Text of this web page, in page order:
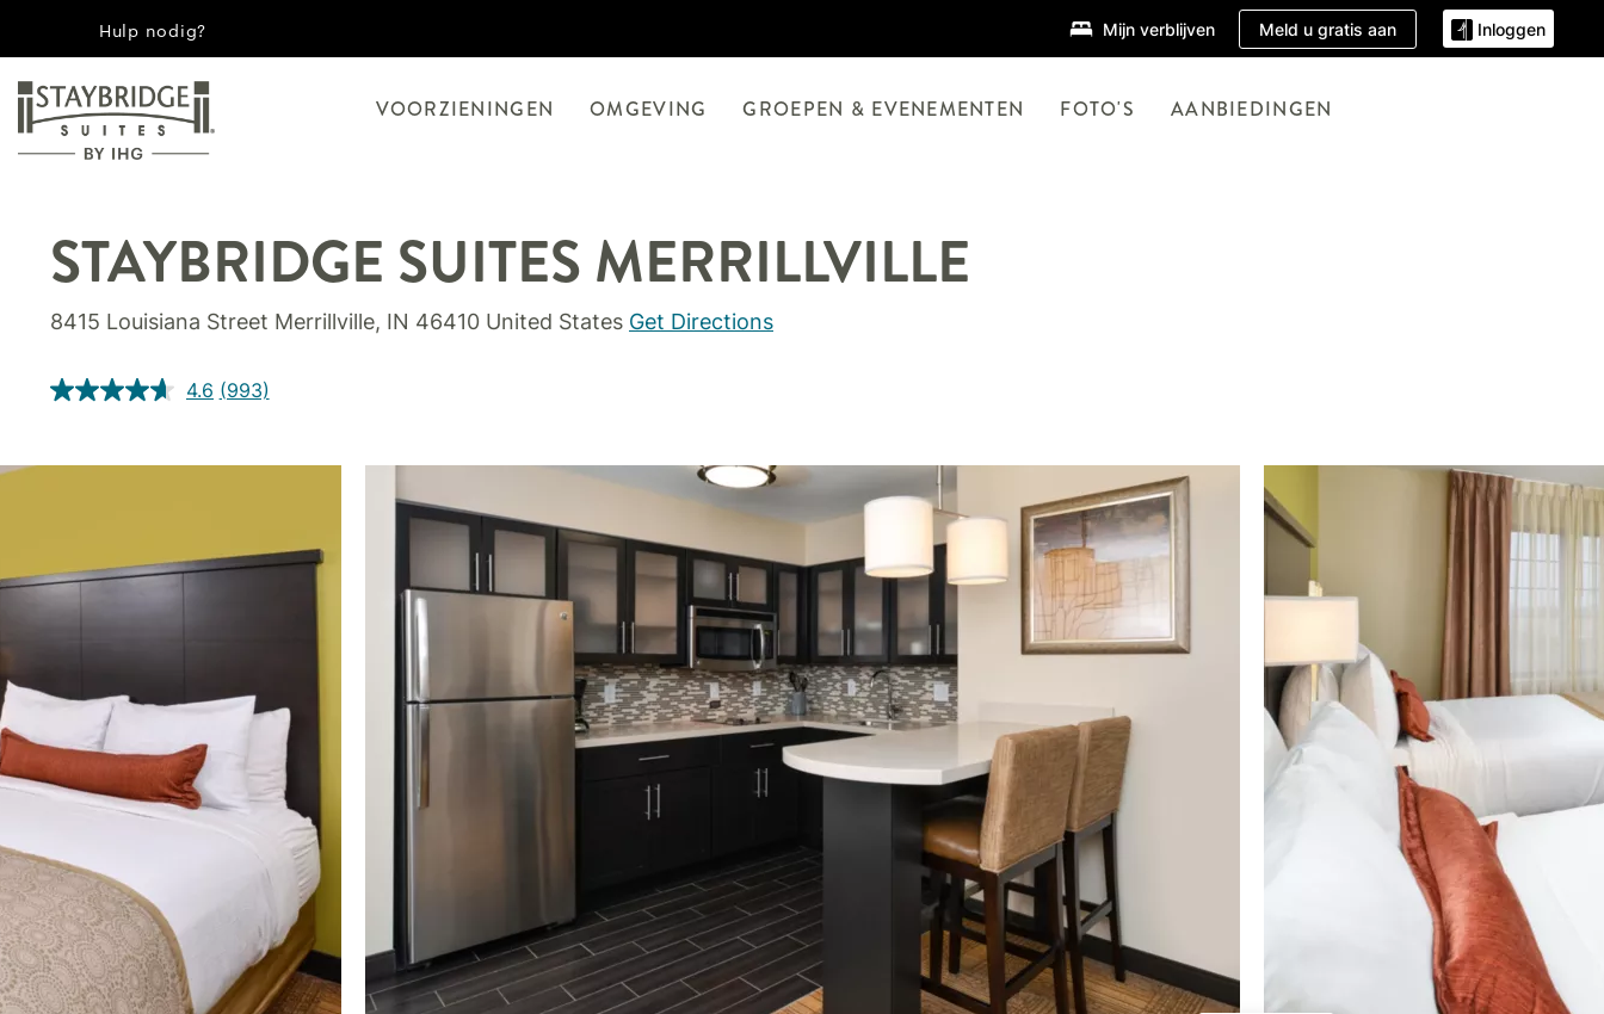
Hulp nodig? Mijn verblijven Meld u gratis aan Inloggen
VOORZIENINGEN OMGEVING GROEPEN & EVENEMENTEN FOTO'S AANBIEDINGEN
STAYBRIDGE SUITES MERRILLVILLE
8415 Louisiana Street Merrillville, IN 46410 United States Get Directions
4.6 (993)